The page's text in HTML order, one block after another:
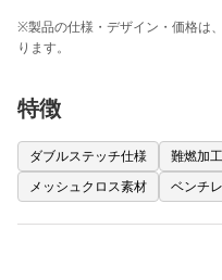
※製品の仕様・デザイン・価格は
ります。
特徴
ダブルステッチ仕様 難燃加工
メッシュクロス素材
ベンチ